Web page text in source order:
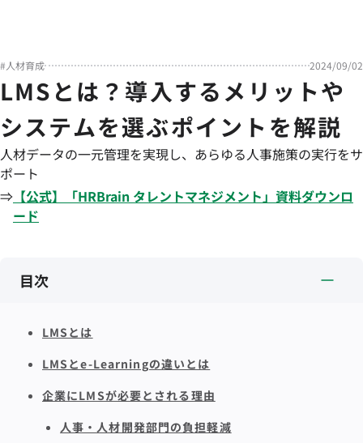
#人材育成 2024/09/02
LMSとは？導入するメリットや
システムを選ぶポイントを解説
人材データの一元管理を実現し、あらゆる人事施策の実行をサ
ポート
⇒ 【公式】「HRBrain タレントマネジメント」資料ダウンロ
ード
目次
LMSとは
LMSとe-Learningの違いとは
企業にLMSが必要とされる理由
人事・人材開発部門の負担軽減